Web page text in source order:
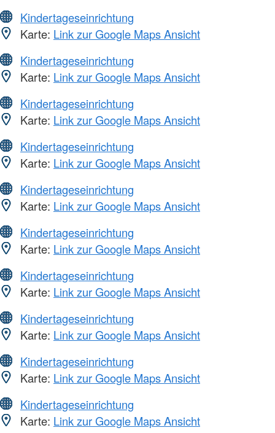
Kindertageseinrichtung
Karte: Link zur Google Maps Ansicht
Kindertageseinrichtung
Karte: Link zur Google Maps Ansicht
Kindertageseinrichtung
Karte: Link zur Google Maps Ansicht
Kindertageseinrichtung
Karte: Link zur Google Maps Ansicht
Kindertageseinrichtung
Karte: Link zur Google Maps Ansicht
Kindertageseinrichtung
Karte: Link zur Google Maps Ansicht
Kindertageseinrichtung
Karte: Link zur Google Maps Ansicht
Kindertageseinrichtung
Karte: Link zur Google Maps Ansicht
Kindertageseinrichtung
Karte: Link zur Google Maps Ansicht
Kindertageseinrichtung
Karte: Link zur Google Maps Ansicht